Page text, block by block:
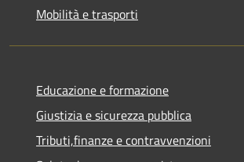
Mobilità e trasporti
Educazione e formazione
Giustizia e sicurezza pubblica
Tributi,finanze e contravvenzioni